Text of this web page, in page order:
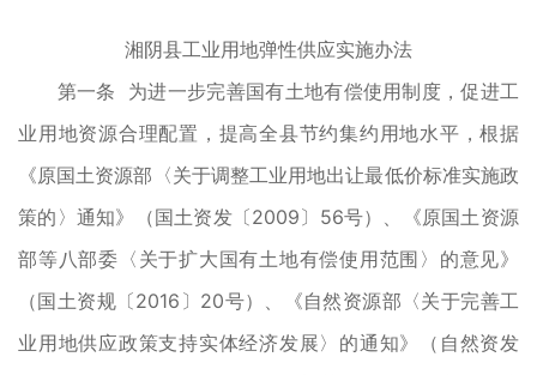
湘阴县工业用地弹性供应实施办法
第一条 为进一步完善国有土地有偿使用制度，促进工
业用地资源合理配置，提高全县节约集约用地水平，根据
《原国土资源部〈关于调整工业用地出让最低价标准实施政
策的〉通知》（国土资发〔2009〕56号）、《原国土资源
部等八部委〈关于扩大国有土地有偿使用范围〉的意见》
（国土资规〔2016〕20号）、《自然资源部〈关于完善工
业用地供应政策支持实体经济发展〉的通知》（自然资发